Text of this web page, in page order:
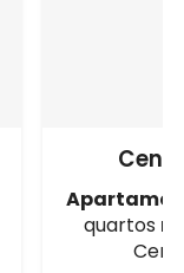
quartos